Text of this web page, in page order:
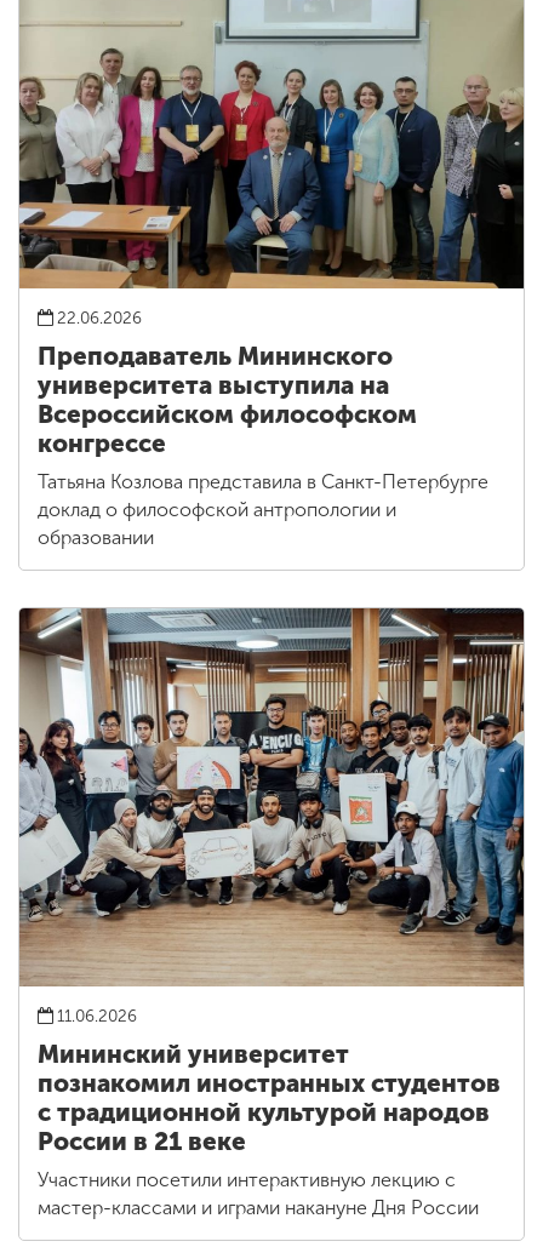
22.06.2026
Преподаватель Мининского
университета выступила на
Всероссийском философском
конгрессе
Татьяна Козлова представила в Санкт-Петербурге
доклад о философской антропологии и
образовании
11.06.2026
Мининский университет
познакомил иностранных студентов
с традиционной культурой народов
России в 21 веке
Участники посетили интерактивную лекцию с
мастер-классами и играми накануне Дня России